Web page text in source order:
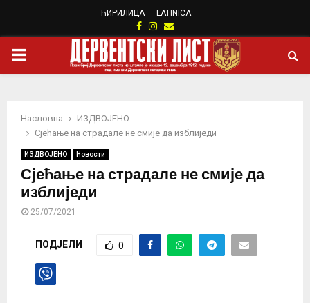
ЋИРИЛИЦА LATINICA
Facebook
Instagram
Email
PRIMARY
Насловна
ИЗДВОЈЕНО
Сјећање на страдале не смије да изблиједи
ИЗДВОЈЕНО Новости
Сјећање на страдале не смије да
изблиједи
25/07/2021
ПОДЈЕЛИ 0